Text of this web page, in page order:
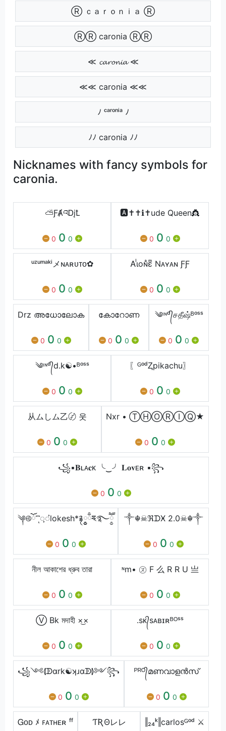
Ⓡ ｃａｒｏｎｉａ Ⓡ
ⓇⓇ caronia ⓇⓇ
≪ 𝓬𝓪𝓻𝓸𝓷𝓲𝓪 ≪
≪≪ caronia ≪≪
ﾉ ᶜᵃʳᵒⁿⁱᵃ ﾉ
ﾉﾉ caronia ﾉﾉ
Nicknames with fancy symbols for
caronia.
⛅ƑȺའᎠįꝈ
0 0 0
🅰️✝️✝️ℹ️✝️ude Queen👸
0 0 0
ᵘᶻᵘᵐᵃᵏⁱメɴᴀʀᴜᴛᴏ✿
0 0 0
Ꭺɩᷝoɴͣɛͫ Nᴀʏᴀɴ ƑƑ
0 0 0
Drz അധോലോക
0 0 0
കോറോണ
0 0 0
༄ᶦᶰᵈ᭄சதீஷ்ᴮᵒˢˢ
0 0 0
༄ᶦᶰᵈ᭄d.k☯️•ᴮᵒˢˢ
0 0 0
〖ᴳᵒᵈⱫpikachu〗
0 0 0
从ムしム乙〄 웃
0 0 0
Nxr • Ⓣ︎Ⓗ︎Ⓞ︎Ⓡ︎Ⓘ︎Ⓠ︎︎★
0 0 0
꧁▪𝐁ʟᴀ𝐜ᴋ ╰‿╯ 𝐋𝐨𝐯ᴇʀ ▪꧂
0 0 0
༆࿋ོ ꙯ͺᝳᝲlokesh*࿑༵༵༵ྃྈ྄࿐ཽ༵
0 0 0
༒☬☠ℜᗪӾ 2.0☠︎☬༒
0 0 0
নীল আকাশের ধ্রুব তারা
0 0 0
ᶰm• ㋦ F 么 R R U 亗
0 0 0
Ⓥ Bk মদাহী ×͜×
0 0 0
.sᴋ᭄sᴀʙɪʀᴮᴼˢˢ
0 0 0
꧁༺⦉ᗫαrk☯ʞɹαᗫ⦊༻꧂
0 0 0
ᴾᴿᴼ᭄മണവാളൻസ്
0 0 0
Ꮐᴏᴅ ﾒ ꜰᴀᴛʜᴇʀ ᶠᶠ ƬƦΘレレ ‖₂₄ᵏ‖carlosᴳᵒᵈ ⚔